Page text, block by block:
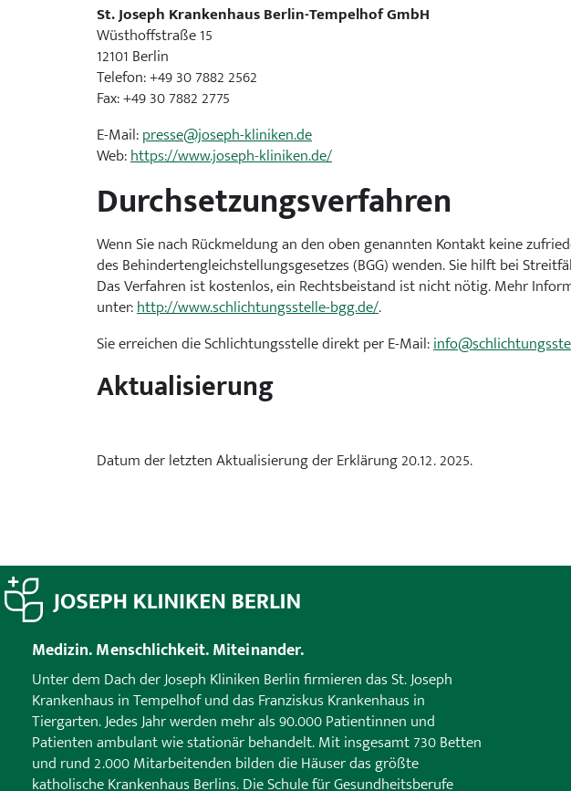
St. Joseph Krankenhaus Berlin-Tempelhof GmbH
Wüsthoffstraße 15
12101 Berlin
Telefon: +49 30 7882 2562
Fax: +49 30 7882 2775
E-Mail:presse@joseph-kliniken.de
Web:https://www.joseph-kliniken.de/
Durchsetzungsverfahren
Wenn Sie nach Rückmeldung an den oben genannten Kontakt keine
des Behindertengleichstellungsgesetzes (BGG) wenden. Sie hilft bei
Das Verfahren ist kostenlos, ein Rechtsbeistand ist nicht nötig. Mehr
unter:http://www.schlichtungsstelle-bgg.de/.
Sie erreichen die Schlichtungsstelle direkt per E-Mail:
Aktualisierung
Datum der letzten Aktualisierung der Erklärung 20.12. 2025.
Medizin. Menschlichkeit. Miteinander.
Unter dem Dach der Joseph Kliniken Berlin firmieren das St. Joseph
Krankenhaus in Tempelhof und das Franziskus Krankenhaus in
Tiergarten. Jedes Jahr werden mehr als 90.000 Patientinnen und
Patienten ambulant wie stationär behandelt. Mit insgesamt 730 Betten
und rund 2.000 Mitarbeitenden bilden die Häuser das größte
katholische Krankenhaus Berlins. Die Schule für Gesundheitsberufe